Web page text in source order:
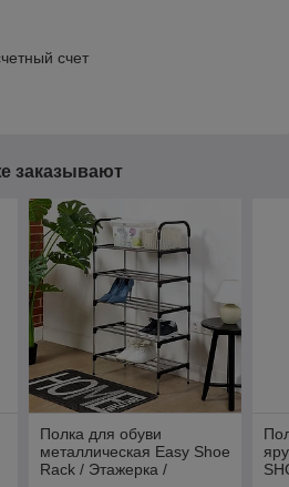
счет
заказывают
Полка для обуви
металлическая Easy Shoe
Rack / Этажерка /